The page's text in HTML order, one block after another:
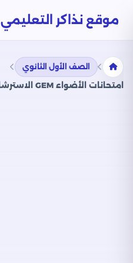
موقع نذاكر التعليمي
الصف الأول الثانوي